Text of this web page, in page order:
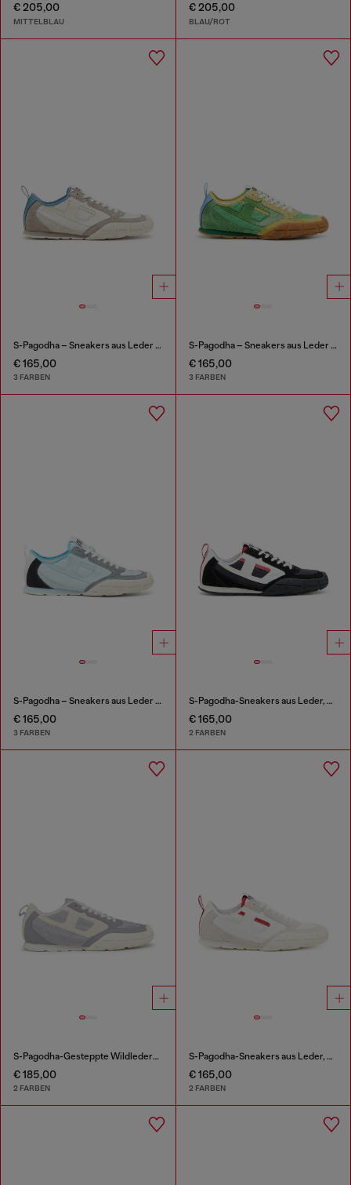
€ 205,00
MITTELBLAU
€ 205,00
BLAU/ROT
S-Pagodha – Sneakers aus Leder und Nylon
€ 165,00
3 FARBEN
S-Pagodha – Sneakers aus Leder und Nylon
€ 165,00
3 FARBEN
S-Pagodha – Sneakers aus Leder und Nylon
€ 165,00
3 FARBEN
S-Pagodha-Sneakers aus Leder, Wildleder und Ripstop
€ 165,00
2 FARBEN
S-Pagodha-Gesteppte Wildleder-Sneaker
€ 185,00
2 FARBEN
S-Pagodha-Sneakers aus Leder, Wildleder und Ripstop
€ 165,00
2 FARBEN